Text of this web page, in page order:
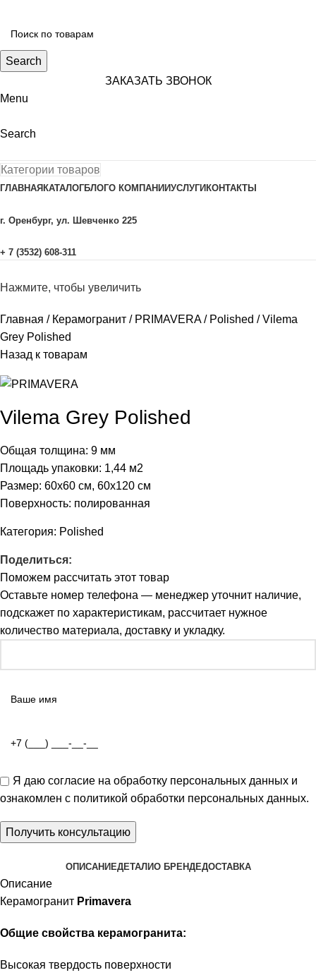
Search
ЗАКАЗАТЬ ЗВОНОК
Menu
Search
Категории товаров
ГЛАВНАЯ КАТАЛОГБЛОГО КОМПАНИИУСЛУГИ КОНТАКТЫ
г. Оренбург, ул. Шевченко 225
+ 7 (3532) 608-311
Нажмите, чтобы увеличить
Главная Керамогранит PRIMAVERA Polished
Vilema
Grey Polished
Назад к товарам
Vilema Grey Polished
Общая толщина: 9 мм
Площадь упаковки: 1,44 м2
Размер: 60х60 см, 60х120 см
Поверхность: полированная
Категория: Polished
Поделиться:
Поможем рассчитать этот товар
Оставьте номер телефона — менеджер уточнит наличие,
подскажет по характеристикам, рассчитает нужное
количество материала, доставку и укладку.
Я даю согласие на обработку персональных данных и
ознакомлен с политикой обработки персональных данных.
ОПИСАНИЕДЕТАЛИО БРЕНДЕДОСТАВКА
Описание
Керамогранит Primavera
Общие свойства керамогранита:
Высокая твердость поверхности